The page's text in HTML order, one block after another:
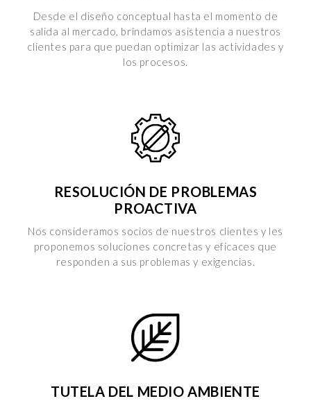
cookie e le terze parti che installano i cookie tramite il
presente sito. Puoi gestire in maniera del tutto autonoma i
cookie tramite la sezione "Cookie Policy - Impostazioni
Cookie", accettando o inibendo l'utilizzo delle diverse
per visualizzare l’Informativa Privacy.
Desde el diseño conceptual hasta el momento de
salida al mercado, brindamos asistencia a nuestros
clientes para que puedan optimizar las actividades y
los procesos.
RESOLUCIÓN DE PROBLEMAS
PROACTIVA
Nos consideramos socios de nuestros clientes y les
proponemos soluciones concretas y eficaces que
responden a sus problemas y exigencias.
TUTELA DEL MEDIO AMBIENTE